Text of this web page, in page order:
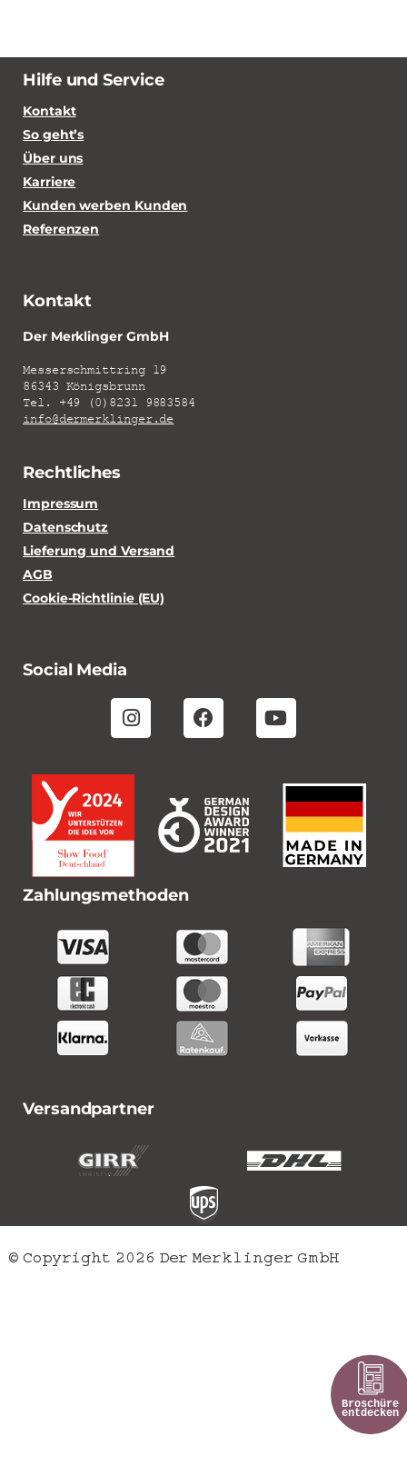
Hilfe und Service
Kontakt
So geht’s
Über uns
Karriere
Kunden werben Kunden
Referenzen
Kontakt
Der Merklinger GmbH
Messerschmittring 19
86343 Königsbrunn
Tel. +49 (0)8231 9883584
info@dermerklinger.de
Rechtliches
Impressum
Datenschutz
Lieferung und Versand
AGB
Cookie-Richtlinie (EU)
Social Media
Zahlungsmethoden
Versandpartner
© Copyright 2026 Der Merklinger GmbH